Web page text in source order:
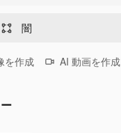
を作成 AI 動画を作成